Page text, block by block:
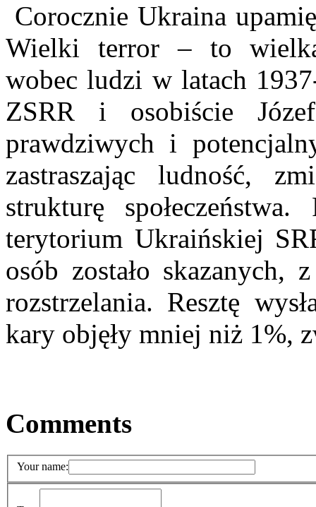
Corocznie Ukraina
Wielki terror – to
wobec ludzi w latach
ZSRR i osobiście
prawdziwych i
zastraszając ludność,
strukturę
terytorium Ukraińskiej
osób zostało skazanych,
rozstrzelania. Resztę
kary objęły mniej niż 1%,
Comments
Your name: